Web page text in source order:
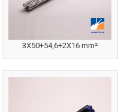
3X50+54,6+2X16 mm²